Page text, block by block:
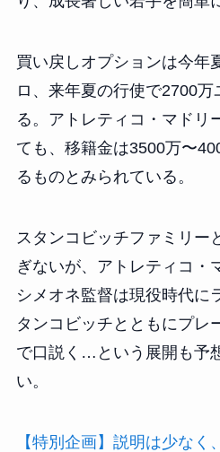
買い戻しオプションは今年
ロ、来年夏の行使で2700
る。アトレティコ・マドリ
ても、移籍金は3500万〜
るものとみられている。
スタンコビッチファミリー
ぎないが、アトレティコ・
シメオネ監督は現役時代に
タンコビッチとともにプレ
で口説く…という展開も予
い。
【特別企画】説明は少なく